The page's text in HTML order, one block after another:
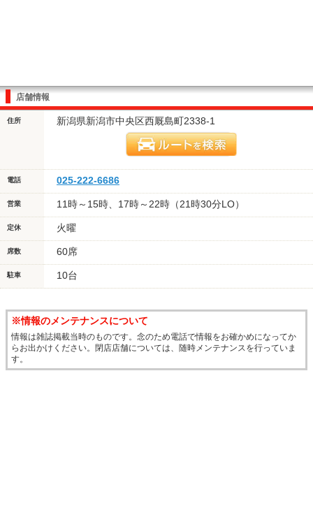
店舗情報
住所 新潟県新潟市中央区西厩島町2338-1
電話 025-222-6686
営業 11時～15時、17時～22時（21時30分LO）
定休 火曜
席数 60席
駐車 10台
※情報のメンテナンスについて
情報は雑誌掲載当時のものです。念のため電話で情報をお確かめになってか
らお出かけください。閉店店舗については、随時メンテナンスを行っていま
す。